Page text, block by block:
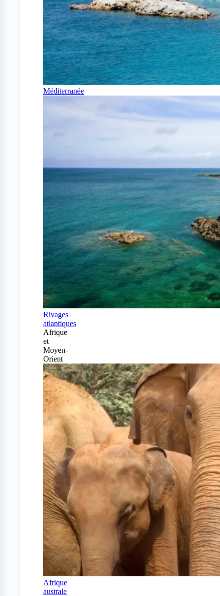
Méditerranée
Rivages
atlantiques
Afrique
et
Moyen-
Orient
Afrique
australe